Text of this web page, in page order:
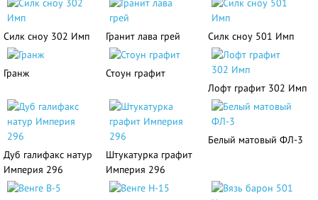
Силк сноу 302 Имп Гранит лава грей Силк сноу 501 Имп
Гранж
Стоун графит
Лофт графит 302 Имп
Дуб галифакс натур
Империя 296
Штукатурка графит
Империя 296
Белый матовый ФЛ-3